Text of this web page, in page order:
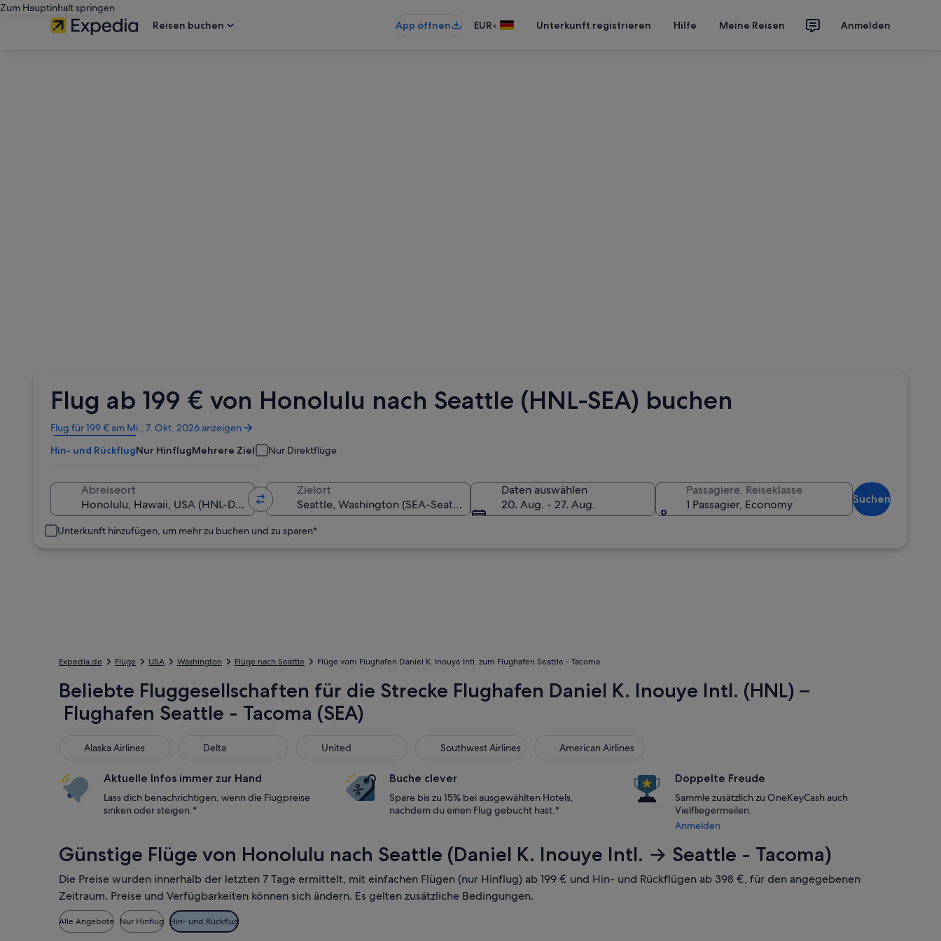
Zum Hauptinhalt springen
Reisen buchen
App öffnen EUR• Unterkunft registrieren Hilfe Meine Reisen Anmelden
Flug ab 199 € von Honolulu nach Seattle (HNL-SEA) buchen
Flug für 199 € am Mi., 7. Okt. 2026 anzeigen
Wird
in
einem
geöffnet
Hin- und RückflugNur HinflugMehrere Ziele Nur Direktflüge
Abreiseort Zielort
Daten auswählen
20. Aug. - 27. Aug.
Passagiere, Reiseklasse
1 Passagier, Economy
Suchen
Unterkunft hinzufügen, um mehr zu buchen und zu sparen*
Expedia.de Flüge USA Washington Flüge nach Seattle Flüge vom Flughafen Daniel K. Inouye Intl. zum Flughafen Seattle - Tacoma
Beliebte Fluggesellschaften für die Strecke Flughafen Daniel K. Inouye Intl. (HNL) –
Flughafen Seattle - Tacoma (SEA)
Alaska Airlines
Alaska Airlines Delta United
United Southwest Airlines
Southwest Airlines American Airlines
American Airlines
Aktuelle Infos immer zur Hand
Lass dich benachrichtigen, wenn die Flugpreise
sinken oder steigen.*
Buche clever
Spare bis zu 15% bei ausgewählten Hotels,
nachdem du einen Flug gebucht hast.*
Doppelte Freude
Sammle zusätzlich zu OneKeyCash auch
Vielfliegermeilen.
Anmelden
Günstige Flüge von Honolulu nach Seattle (Daniel K. Inouye Intl. → Seattle - Tacoma)
Die Preise wurden innerhalb der letzten 7 Tage ermittelt, mit einfachen Flügen (nur Hinflug) ab 199 € und Hin- und Rückflügen ab 398 €, für den angegebenen
Zeitraum. Preise und Verfügbarkeiten können sich ändern. Es gelten zusätzliche Bedingungen.
Alle Angebote Nur Hinflug Hin- und Rückflug